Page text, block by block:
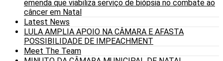
emenda que viabiliza serviço de biópsia no combate ao
câncer em Natal
Latest News
LULA AMPLIA APOIO NA CÂMARA E AFASTA
POSSIBILIDADE DE IMPEACHMENT
Meet The Team